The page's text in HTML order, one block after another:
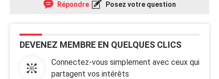
Répondre Posez votre question
DEVENEZ MEMBRE EN QUELQUES CLICS
Connectez-vous simplement avec ceux qui
partagent vos intérêts